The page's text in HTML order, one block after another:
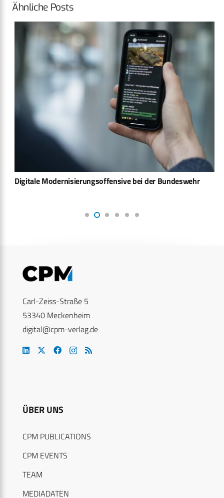
Ähnliche Posts
Digitale Modernisierungsoffensive bei der Bundeswehr
Carl-Zeiss-Straße 5
53340 Meckenheim
digital@cpm-verlag.de
ÜBER UNS
CPM PUBLICATIONS
CPM EVENTS
TEAM
MEDIADATEN